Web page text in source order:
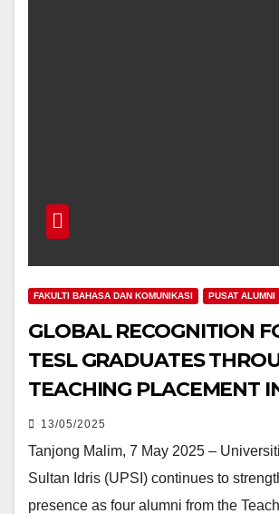
FAKULTI BAHASA DAN KOMUNIKASI PUSAT ALUMNI
GLOBAL RECOGNITION
TESL GRADUATES
TEACHING PLACEMENT
13/05/2025
Tanjong Malim, 7 May 2025 –
Sultan Idris (UPSI) continues to
presence as four alumni from the